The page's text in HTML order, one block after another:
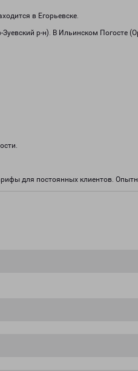
в Егорьевске.
р-н). В Ильинском Погосте
для постоянных клиентов.